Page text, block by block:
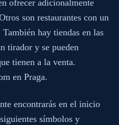
ofrecer adicionalmente
son restaurantes con un
hay tiendas en las
tirador y se pueden
tienen a la venta.
en Praga.
encontrarás en el inicio
símbolos y